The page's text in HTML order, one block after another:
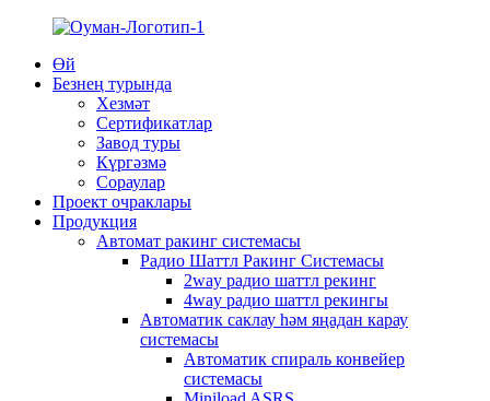
Өй
Безнең турында
Хезмәт
Сертификатлар
Завод туры
Күргәзмә
Сораулар
Проект очраклары
Продукция
Автомат ракинг системасы
Радио Шаттл Ракинг Системасы
2way радио шаттл рекинг
4way радио шаттл рекингы
Автоматик саклау һәм яңадан карау
системасы
Автоматик спираль конвейер
системасы